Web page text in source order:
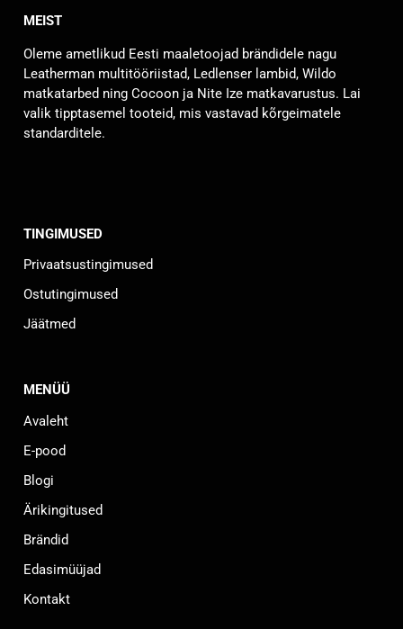
Valikuid
teha
tootelehel.
MEIST
Oleme ametlikud Eesti maaletoojad brändidele nagu
Leatherman multitööriistad, Ledlenser lambid, Wildo
matkatarbed ning Cocoon ja Nite Ize matkavarustus. Lai
valik tipptasemel tooteid, mis vastavad kõrgeimatele
standarditele.
TINGIMUSED
Privaatsustingimused
Ostutingimused
Jäätmed
MENÜÜ
Avaleht
E-pood
Blogi
Ärikingitused
Brändid
Edasimüüjad
Kontakt